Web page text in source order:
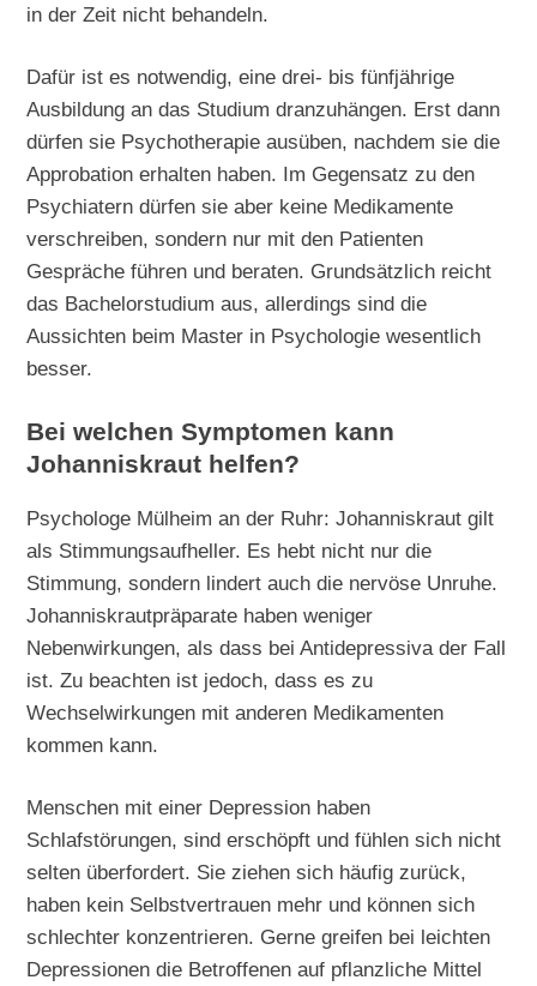
in der Zeit nicht behandeln.
Dafür ist es notwendig, eine drei- bis fünfjährige
Ausbildung an das Studium dranzuhängen. Erst dann
dürfen sie Psychotherapie ausüben, nachdem sie die
Approbation erhalten haben. Im Gegensatz zu den
Psychiatern dürfen sie aber keine Medikamente
verschreiben, sondern nur mit den Patienten
Gespräche führen und beraten. Grundsätzlich reicht
das Bachelorstudium aus, allerdings sind die
Aussichten beim Master in Psychologie wesentlich
besser.
Bei welchen Symptomen kann
Johanniskraut helfen?
Psychologe Mülheim an der Ruhr: Johanniskraut gilt
als Stimmungsaufheller. Es hebt nicht nur die
Stimmung, sondern lindert auch die nervöse Unruhe.
Johanniskrautpräparate haben weniger
Nebenwirkungen, als dass bei Antidepressiva der Fall
ist. Zu beachten ist jedoch, dass es zu
Wechselwirkungen mit anderen Medikamenten
kommen kann.
Menschen mit einer Depression haben
Schlafstörungen, sind erschöpft und fühlen sich nicht
selten überfordert. Sie ziehen sich häufig zurück,
haben kein Selbstvertrauen mehr und können sich
schlechter konzentrieren. Gerne greifen bei leichten
Depressionen die Betroffenen auf pflanzliche Mittel